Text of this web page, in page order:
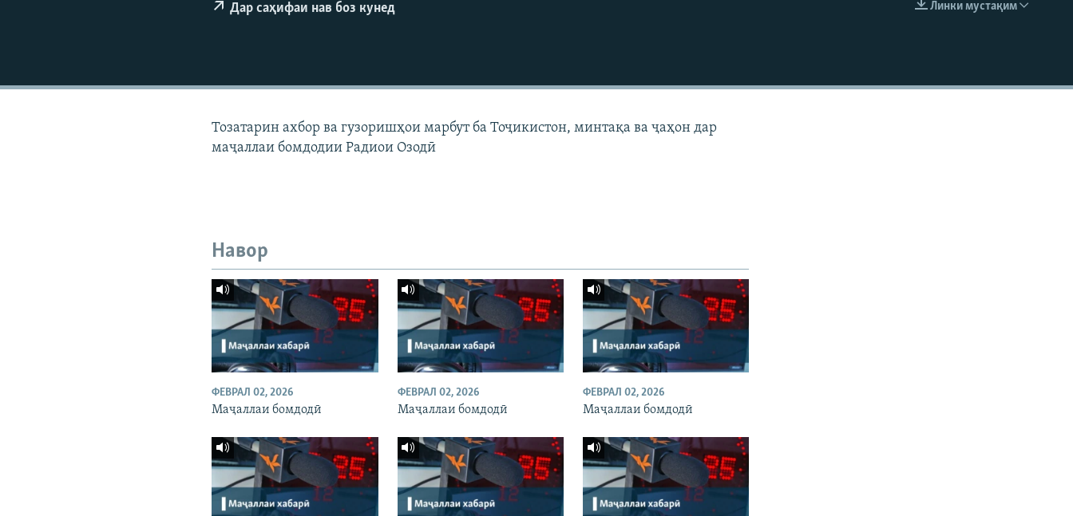
EMBED
Линки мустақим
Дар саҳифаи нав боз кунед
Тозатарин ахбор ва гузоришҳои марбут ба Тоҷикистон, минтақа ва ҷаҳон дар
маҷаллаи бомдодии Радиои Озодӣ
Навор
ФЕВРАЛ 02, 2026
Маҷаллаи бомдодӣ
ФЕВРАЛ 02, 2026
Маҷаллаи бомдодӣ
ФЕВРАЛ 02, 2026
Маҷаллаи бомдодӣ